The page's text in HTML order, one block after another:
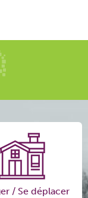
/ Se déplacer